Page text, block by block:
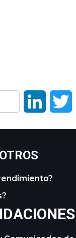
LinkedIn